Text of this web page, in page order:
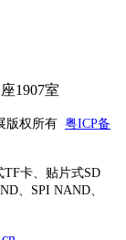
1907室
版权所有 粤ICP备
TF卡、贴片式SD
、SPI NAND、